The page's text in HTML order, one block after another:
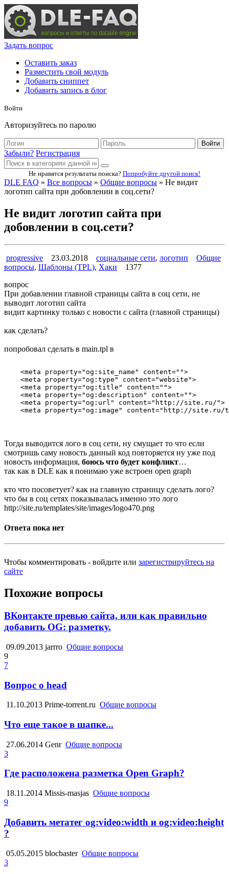
Задать вопрос
Оставить заказ
Разместить свой модуль
Добавить сниппет
Добавить запись в блог
Войти
Авторизуйтесь по паролю
Войти
Забыли? Регистрация
Не нравятся результаты поиска? Попробуйте другой поиск!
DLE FAQ » Все вопросы » Общие вопросы » Не видит
логотип сайта при добовлении в соц.сети?
Не видит логотип сайта при
добовлении в соц.сети?
progressive 23.03.2018 социальные сети, логотип
Общие
вопросы, Шаблоны (TPL), Хаки
1377
вопрос
При добавлении главной страницы сайта в соц сети, не
выводит логотип сайта
видит картинку только с новости с сайта (главной страницы)
как сделать?
попробовал сделать в main.tpl в
    <meta property="og:site_name" content="">
    <meta property="og:type" content="website">
    <meta property="og:title" content="">
    <meta property="og:description" content="">
    <meta property="og:url" content="http://site.ru/">
Тогда выводится лого в соц сети, ну смущает то что если
смотришь саму новость данный код повторяется ну уже под
новость информация, боюсь что будет конфликт…
так как в DLE как я понимаю уже встроен open graph
кто что посоветует? как на главную страницу сделать лого?
что бы в соц сетях показывалась именно это лого
http://site.ru/templates/site/images/logo470.png
Ответа пока нет
Чтобы комментировать - войдите или зарегистрируйтесь на
сайте
Похожие вопросы
ВКонтакте превью сайта, или как правильно
добавить OG: разметку.
09.09.2013 jarrro Общие вопросы
9
7
Вопрос о head
11.10.2013 Prime-torrent.ru Общие вопросы
Что еще такое в шапке...
27.06.2014 Genr Общие вопросы
3
Где расположена разметка Open Graph?
18.11.2014 Missis-masjas Общие вопросы
9
Добавить метатег og:video:width и og:video:height
?
05.05.2015 blocbaster Общие вопросы
3